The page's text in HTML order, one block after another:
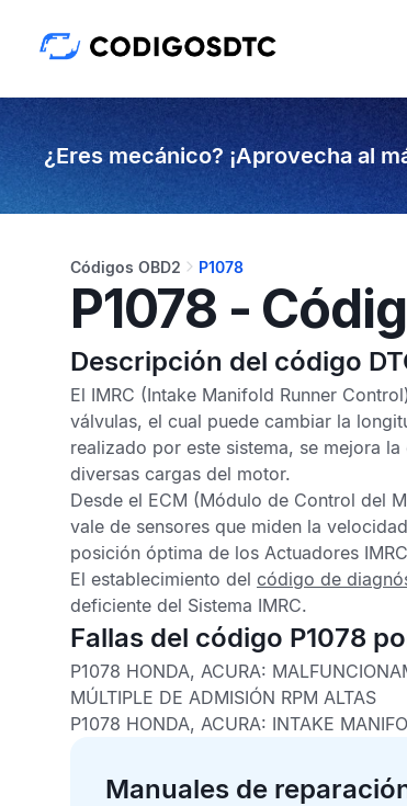
¿Eres mecánico? ¡Aprovecha al
Códigos OBD2 P1078
P1078 -
Descripción del código
El IMRC (Intake Manifold Runner
válvulas, el cual puede cambiar la
realizado por este sistema, se mejora
diversas cargas del motor.
Desde el ECM (Módulo de Control del
vale de sensores que miden la
posición óptima de los Actuadores
El establecimiento del código de
deficiente del Sistema IMRC.
Fallas del código P1078
P1078 HONDA, ACURA:
MÚLTIPLE DE ADMISIÓN RPM ALTAS
P1078 HONDA, ACURA: INTAKE
Manuales de